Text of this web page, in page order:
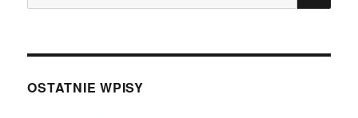
OSTATNIE WPISY